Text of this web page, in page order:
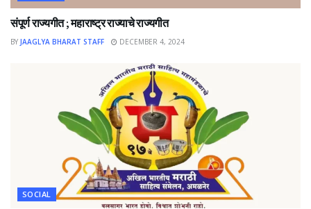
संपूर्ण राज्यगीत ; महाराष्ट्र राज्याचे राज्यगीत
BY JAAGLYA BHARAT STAFF DECEMBER 4, 2024
SOCIAL